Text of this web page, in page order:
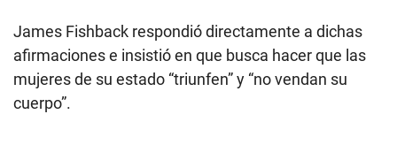
James Fishback respondió directamente a dichas
afirmaciones e insistió en que busca hacer que las
mujeres de su estado “triunfen” y “no vendan su
cuerpo”.